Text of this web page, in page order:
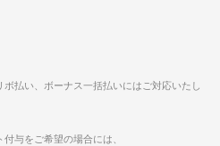
払い、ボーナス一括払いにはご対応いたし
与をご希望の場合には、